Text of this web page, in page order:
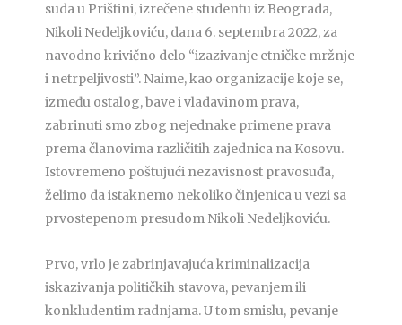
suda u Prištini, izrečene studentu iz Beograda,
Nikoli Nedeljkoviću, dana 6. septembra 2022, za
navodno krivično delo “izazivanje etničke mržnje
i netrpeljivosti”. Naime, kao organizacije koje se,
između ostalog, bave i vladavinom prava,
zabrinuti smo zbog nejednake primene prava
prema članovima različitih zajednica na Kosovu.
Istovremeno poštujući nezavisnost pravosuđa,
želimo da istaknemo nekoliko činjenica u vezi sa
prvostepenom presudom Nikoli Nedeljkoviću.
Prvo, vrlo je zabrinjavajuća kriminalizacija
iskazivanja političkih stavova, pevanjem ili
konkludentim radnjama. U tom smislu, pevanje